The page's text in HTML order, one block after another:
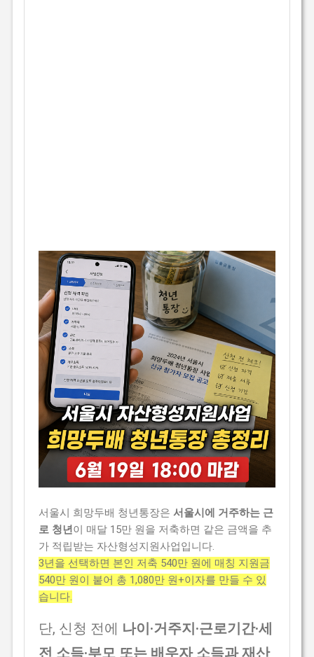
서울시 희망두배 청년통장은 서울시에 거주하는 근
로 청년이 매달 15만 원을 저축하면 같은 금액을 추
가 적립받는 자산형성지원사업입니다.
3년을 선택하면 본인 저축 540만 원에 매칭 지원금
540만 원이 붙어 총 1,080만 원+이자를 만들 수 있
습니다.
단, 신청 전에 나이·거주지·근로기간·세
전 소득·부모 또는 배우자 소득과 재산